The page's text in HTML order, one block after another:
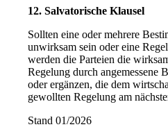
12. Salvatorische Klausel
Sollten eine oder mehrere
unwirksam sein oder eine
werden die Parteien die
Regelung durch angemessene
oder ergänzen, die dem
gewollten Regelung am
Stand 01/2026